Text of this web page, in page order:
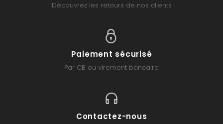
Découvrez les retours de nos clients
Paiement sécurisé
Par CB ou virement bancaire
Contactez-nous